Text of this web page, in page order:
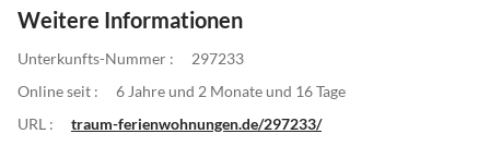
Weitere Informationen
Unterkunfts-Nummer :
297233
Online seit :
6 Jahre und 2 Monate und 16 Tage
URL :
traum-ferienwohnungen.de/297233/